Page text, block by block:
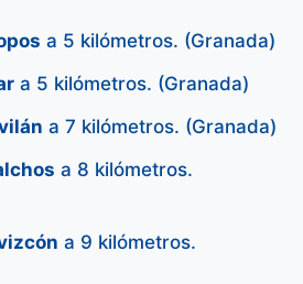
a 5 kilómetros. (Granada)
a 5 kilómetros. (Granada)
a 7 kilómetros. (Granada)
a 8 kilómetros.
a 9 kilómetros.